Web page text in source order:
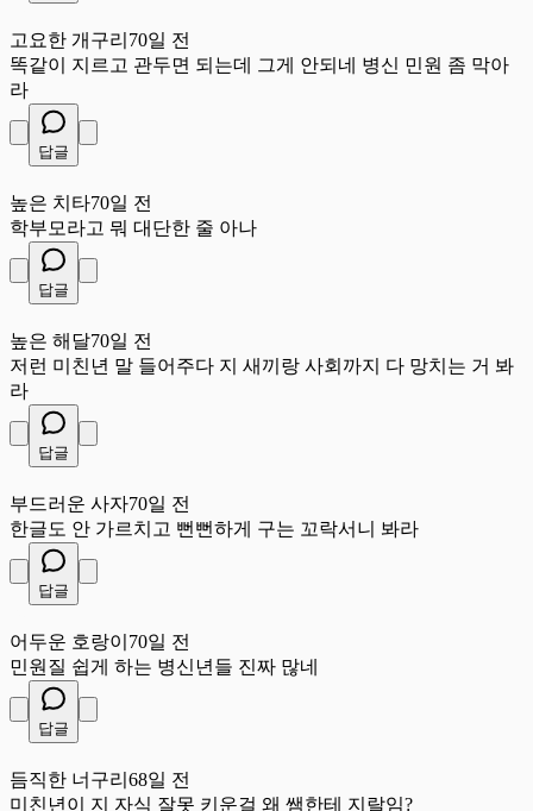
고요한 개구리 70일 전
똑같이 지르고 관두면 되는데 그게 안되네 병신 민원 좀 막아
라
답글
높은 치타70일 전
학부모라고 뭐 대단한 줄 아나
답글
높은 해달70일 전
저런 미친년 말 들어주다 지 새끼랑 사회까지 다 망치는 거 봐
라
답글
부드러운 사자70일 전
한글도 안 가르치고 뻔뻔하게 구는 꼬락서니 봐라
답글
어두운 호랑이 70일 전
민원질 쉽게 하는 병신년들 진짜 많네
답글
듬직한 너구리 68일 전
미친년이 지 자식 잘못 키운걸 왜 쌤한테 지랄임?